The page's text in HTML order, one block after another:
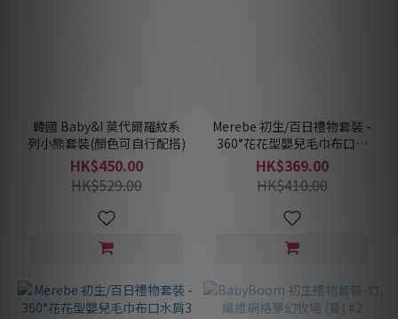
韓國 Baby&I 莫代爾羅紋系
列小熊套裝(顏色可自行配搭)
HK$450.00
HK$529.00
Merebe 初生/百日禮物套裝 -
360°花花型嬰兒毛巾布口水
肩-5件裝(10種顏色任選5件)
HK$369.00
HK$410.00